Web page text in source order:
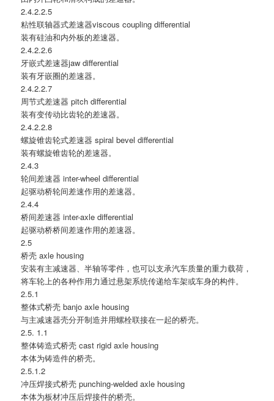
2.4.2.2.5
粘性联轴器式差速器viscous coupling differential
装有硅油和内外板的差速器。
2.4.2.2.6
牙嵌式差速器jaw differential
装有牙嵌圈的差速器。
2.4.2.2.7
周节式差速器 pitch differential
装有变传动比齿轮的差速器。
2.4.2.2.8
螺旋锥齿轮式差速器 spiral bevel differential
装有螺旋锥齿轮的差速器。
2.4.3
轮间差速器 inter-wheel differential
起驱动桥轮间差速作用的差速器。
2.4.4
桥间差速器 inter-axle differential
起驱动桥桥间差速作用的差速器。
2.5
桥壳 axle housing
安装有主减速器、半轴等零件，也可以支承汽车质量的重力载荷，
将车轮上的各种作用力通过悬架系统传递给车架或车身的构件。
2.5.1
整体式桥壳 banjo axle housing
与主减速器壳分开制造并用螺栓联接在一起的桥壳。
2.5. 1.1
整体铸造式桥壳 cast rigid axle housing
本体为铸造件的桥壳。
2.5.1.2
冲压焊接式桥壳 punching-welded axle housing
本体为板材冲压后焊接件的桥壳。